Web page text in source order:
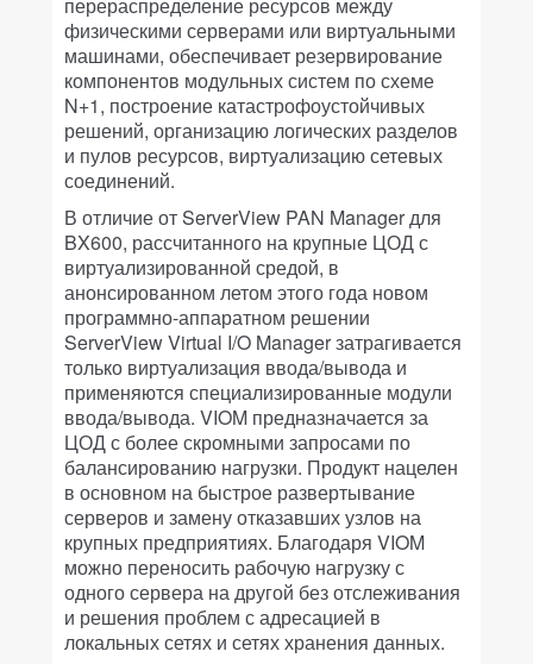
физическими серверами или виртуальными
машинами, обеспечивает резервирование
компонентов модульных систем по схеме
N+1, построение катастрофоустойчивых
решений, организацию логических разделов
и пулов ресурсов, виртуализацию сетевых
соединений.
В отличие от ServerView PAN Manager для
BX600, рассчитанного на крупные ЦОД с
виртуализированной средой, в
анонсированном летом этого года новом
программно-аппаратном решении
ServerView Virtual I/O Manager затрагивается
только виртуализация ввода/вывода и
применяются специализированные модули
ввода/вывода. VIOM предназначается за
ЦОД с более скромными запросами по
балансированию нагрузки. Продукт нацелен
в основном на быстрое развертывание
серверов и замену отказавших узлов на
крупных предприятиях. Благодаря VIOM
можно переносить рабочую нагрузку с
одного сервера на другой без отслеживания
и решения проблем с адресацией в
локальных сетях и сетях хранения данных.